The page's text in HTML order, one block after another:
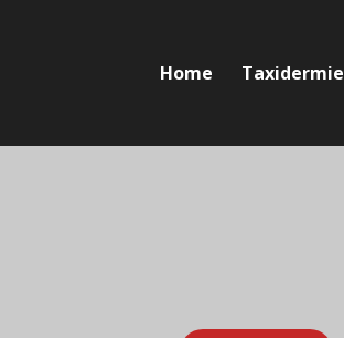
Home Taxidermie